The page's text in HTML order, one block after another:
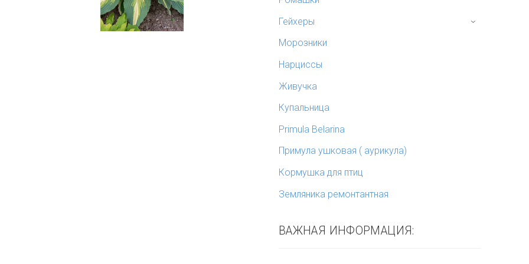
Гейхеры
›
Морозники
Нарциссы
Живучка
Купальница
Primula Belarina
Примула ушковая ( аурикула)
Кормушка для птиц
Земляника ремонтантная
ВАЖНАЯ ИНФОРМАЦИЯ: